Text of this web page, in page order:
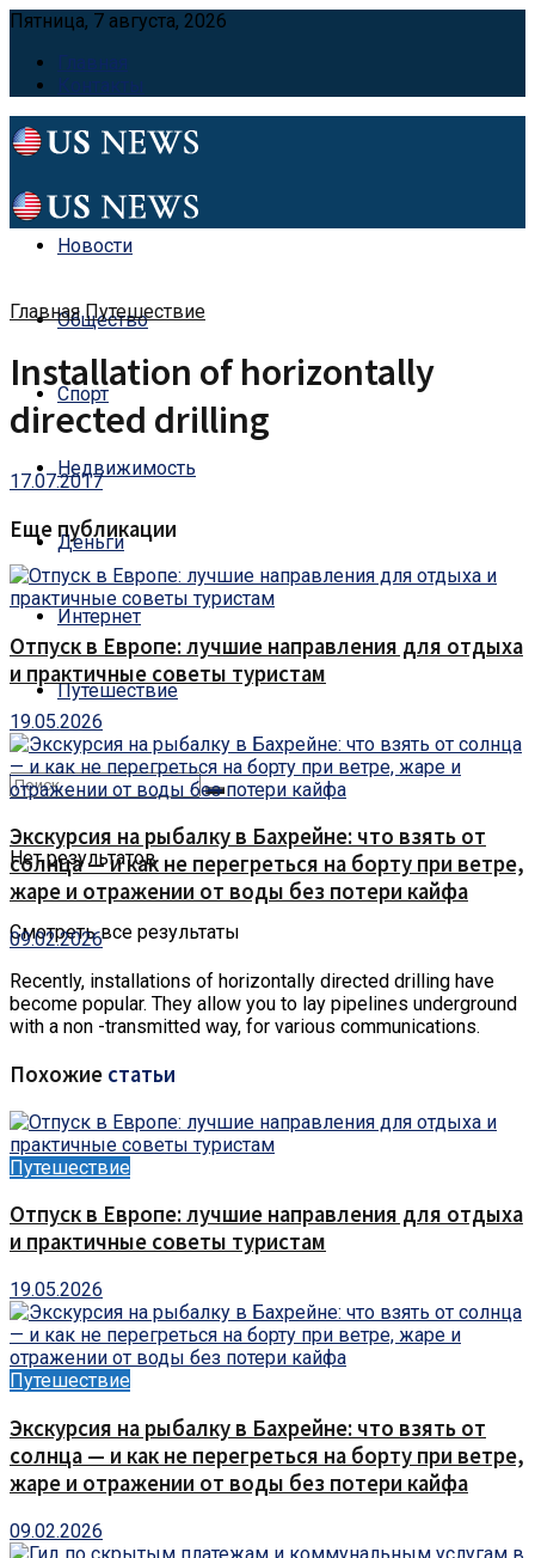
Пятница, 7 августа, 2026
Главная
Контакты
Новости
Общество
Спорт
Недвижимость
Деньги
Интернет
Путешествие
Нет результатов
Смотреть все результаты
Главная Путешествие
Installation of horizontally
directed drilling
17.07.2017
Еще публикации
Отпуск в Европе: лучшие направления для отдыха
и практичные советы туристам
19.05.2026
Экскурсия на рыбалку в Бахрейне: что взять от
солнца — и как не перегреться на борту при ветре,
жаре и отражении от воды без потери кайфа
09.02.2026
Recently, installations of horizontally directed drilling have
become popular. They allow you to lay pipelines underground
with a non -transmitted way, for various communications.
Похожие статьи
Путешествие
Отпуск в Европе: лучшие направления для отдыха
и практичные советы туристам
19.05.2026
Путешествие
Экскурсия на рыбалку в Бахрейне: что взять от
солнца — и как не перегреться на борту при ветре,
жаре и отражении от воды без потери кайфа
09.02.2026